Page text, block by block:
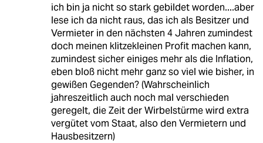
ich bin ja nicht so stark gebildet worden....aber
lese ich da nicht raus, das ich als Besitzer und
Vermieter in den nächsten 4 Jahren zumindest
doch meinen klitzekleinen Profit machen kann,
zumindest sicher einiges mehr als die Inflation,
eben bloß nicht mehr ganz so viel wie bisher, in
gewißen Gegenden? (Wahrscheinlich
jahreszeitlich auch noch mal verschieden
geregelt, die Zeit der Wirbelstürme wird extra
vergütet vom Staat, also den Vermietern und
Hausbesitzern)